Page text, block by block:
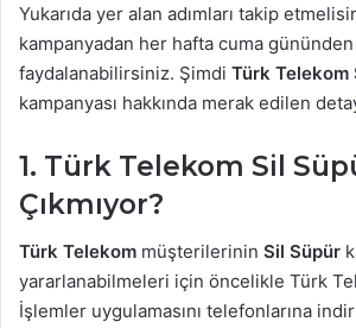
Yukarıda yer alan adımları takip
kampanyadan her hafta cuma
faydalanabilirsiniz. Şimdi Türk Telekom
kampanyası hakkında merak edilen
1. Türk Telekom Sil
Çıkmıyor?
Türk Telekom müşterilerinin Sil Süpür
yararlanabilmeleri için öncelikle Türk
İşlemler uygulamasını telefonlarına